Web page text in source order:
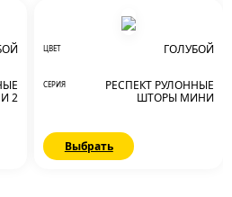
2
ЦВЕТ ГОЛУБОЙ
СЕРИЯ
РЕСПЕКТ РУЛОННЫЕ
ШТОРЫ МИНИ
Выбрать